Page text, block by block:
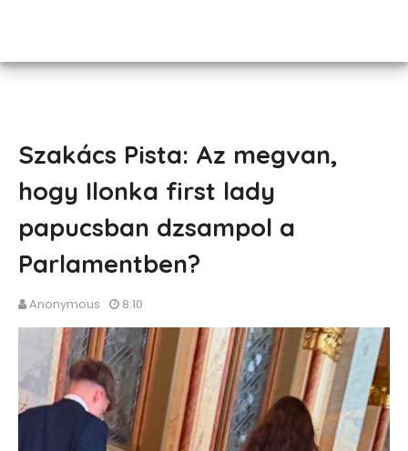
Szakács Pista: Az megvan,
hogy Ilonka first lady
papucsban dzsampol a
Parlamentben?
Anonymous 8:10